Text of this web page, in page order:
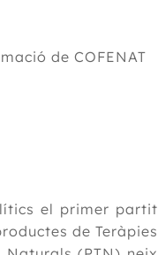
de COFENAT
el primer partit
de Teràpies